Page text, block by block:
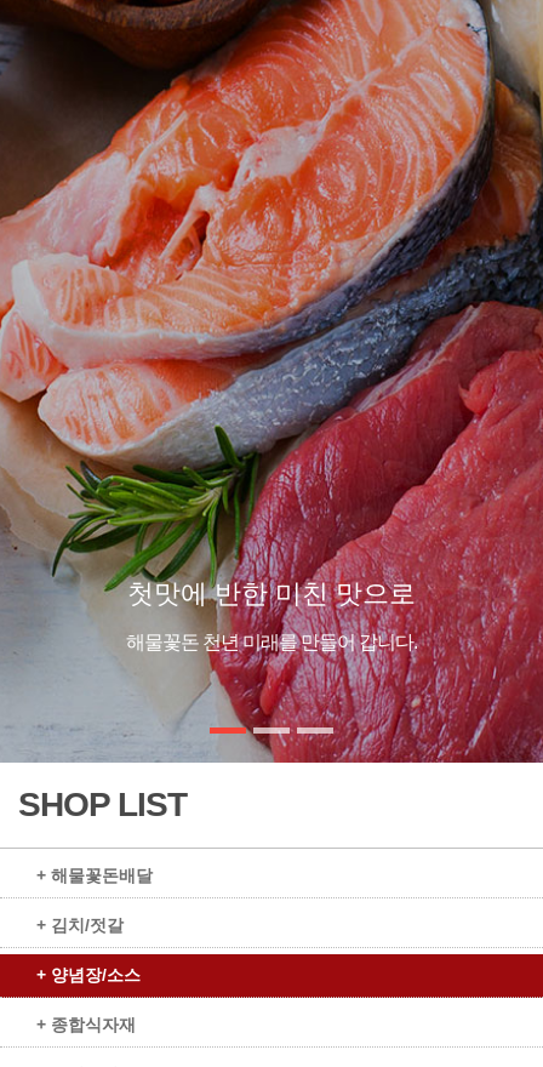
첫맛에 반한 미친 맛으로
해물꽃돈 천년 미래를 만들어 갑니다.
SHOP LIST
+ 해물꽃돈배달
+ 김치/젓갈
+ 양념장/소스
+ 종합식자재